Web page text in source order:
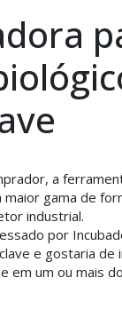
a
maior gama de
industrial.
por
e gostaria de
em um ou mais